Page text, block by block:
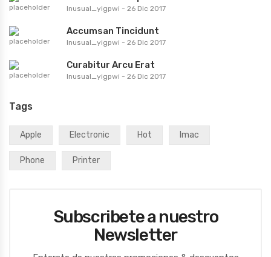
Inusual_yigpwi - 26 Dic 2017
Accumsan Tincidunt
Inusual_yigpwi - 26 Dic 2017
Curabitur Arcu Erat
Inusual_yigpwi - 26 Dic 2017
Tags
Apple Electronic Hot Imac
Phone Printer
Subscribete a nuestro
Newsletter